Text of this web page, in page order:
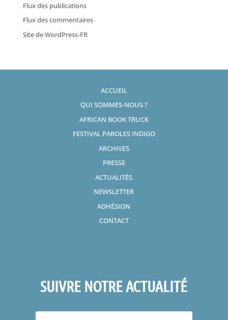
Flux des publications
Flux des commentaires
Site de WordPress-FR
ACCUEIL
QUI SOMMES-NOUS ?
AFRICAN BOOK TRUCK
FESTIVAL PAROLES INDIGO
ARCHIVES
PRESSE
ACTUALITÉS
NEWSLETTER
ADHÉSION
CONTACT
SUIVRE NOTRE ACTUALITÉ